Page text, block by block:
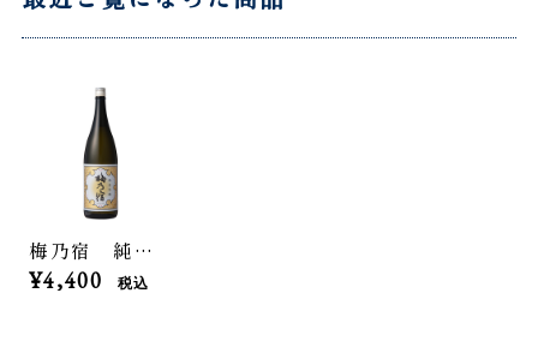
梅乃宿 純米吟醸 1800ml
¥4,400 税込